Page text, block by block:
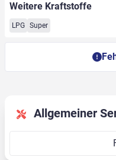
Weitere Kraftstoffe
LPG Super
Allgemeiner